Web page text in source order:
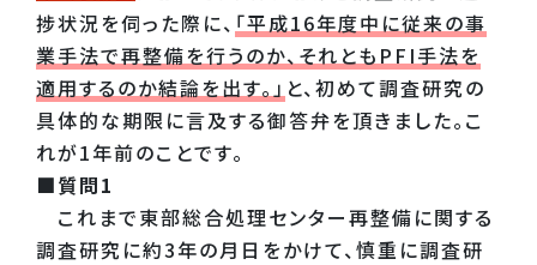
捗状況を伺った際に、 「平成16年度中に従来の事
業手法で再整備を行うのか、それともPFI手法を
適用するのか結論を出す。」 と、初めて調査研究の
具体的な期限に言及する御答弁を頂きました。こ
れが1年前のことです。
■質問1
これまで東部総合処理センター再整備に関する
調査研究に約3年の月日をかけて、慎重に調査研